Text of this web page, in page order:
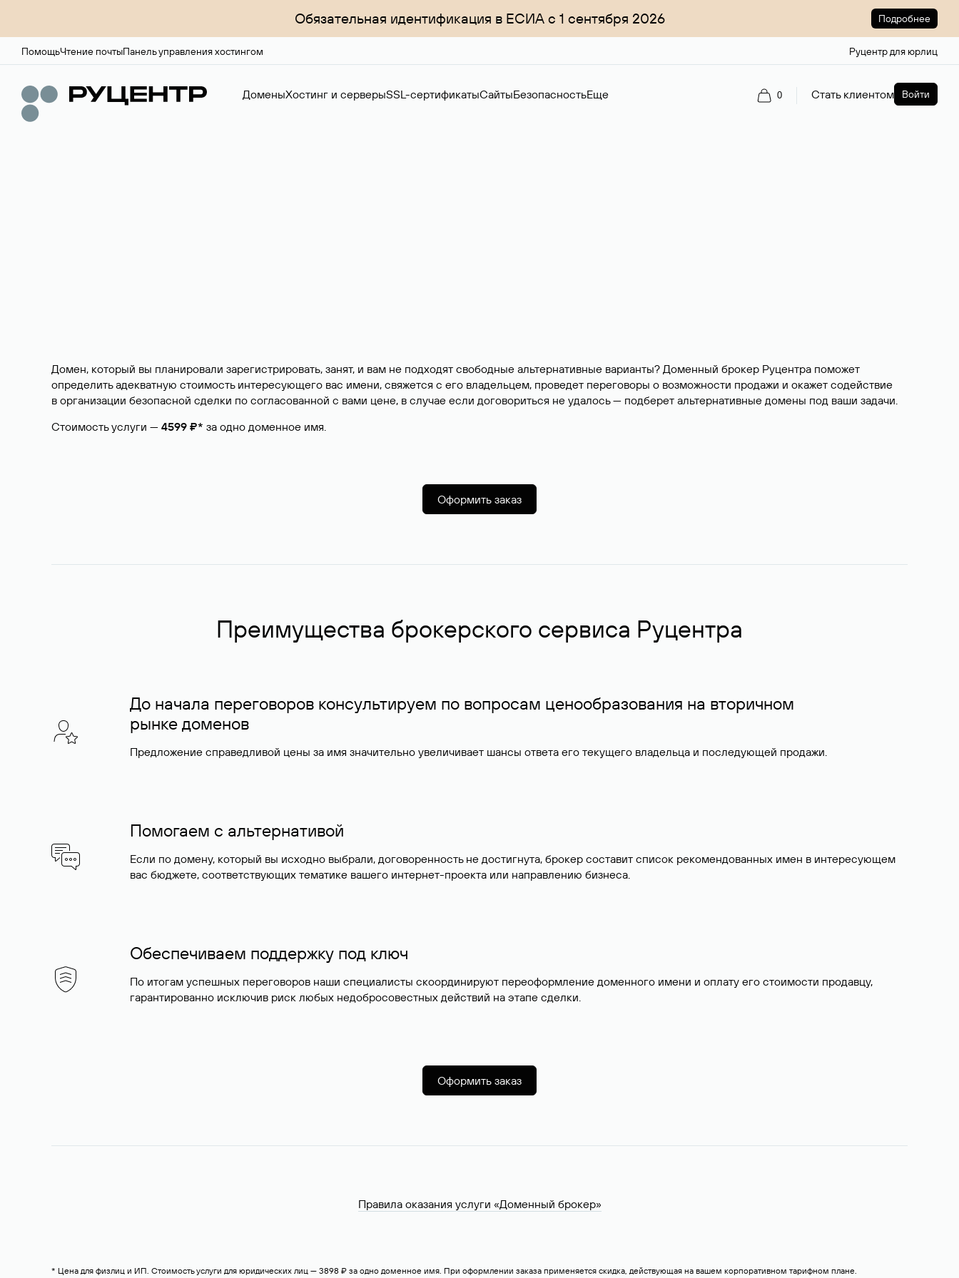
Обязательная идентификация в ЕСИА с 1 сентября 2026 Подробнее
ПомощьЧтение почтыПанель управления хостингом Руцентр для юрлиц
ДоменыХостинг и серверыSSL-сертификатыСайтыБезопасностьЕще 0 Стать клиентом Войти
Домен, который вы планировали зарегистрировать, занят, и вам не подходят свободные альтернативные варианты? Доменный брокер Руцентра поможет
определить адекватную стоимость интересующего вас имени, свяжется с его владельцем, проведет переговоры о возможности продажи и окажет содействие
в организации безопасной сделки по согласованной с вами цене, в случае если договориться не удалось — подберет альтернативные домены под ваши задачи.
Стоимость услуги — 4599 ₽* за одно доменное имя.
Оформить заказ
Преимущества брокерского сервиса Руцентра
До начала переговоров консультируем по вопросам ценообразования на вторичном
рынке доменов
Предложение справедливой цены за имя значительно увеличивает шансы ответа его текущего владельца и последующей продажи.
Помогаем с альтернативой
Если по домену, который вы исходно выбрали, договоренность не достигнута, брокер составит список рекомендованных имен в интересующем
вас бюджете, соответствующих тематике вашего интернет-проекта или направлению бизнеса.
Обеспечиваем поддержку под ключ
По итогам успешных переговоров наши специалисты скоординируют переоформление доменного имени и оплату его стоимости продавцу,
гарантированно исключив риск любых недобросовестных действий на этапе сделки.
Оформить заказ
Правила оказания услуги «Доменный брокер»
* Цена для физлиц и ИП. Стоимость услуги для юридических лиц — 3898 ₽ за одно доменное имя. При оформлении заказа применяется скидка, действующая на вашем корпоративном тарифном плане.